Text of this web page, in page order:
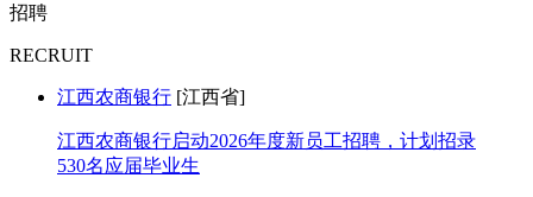
招聘
RECRUIT
江西农商银行 [江西省]
江西农商银行启动2026年度新员工招聘，计划招录
530名应届毕业生